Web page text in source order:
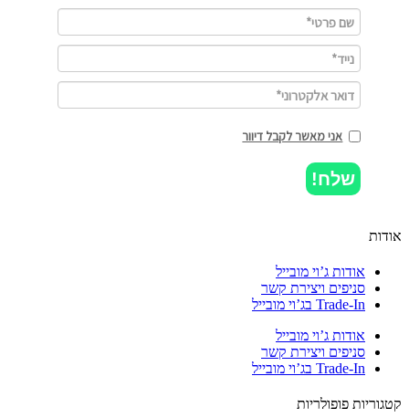
אני מאשר לקבל דיוור
שלח!
אודות ג’וי מובייל
סניפים ויצירת קשר
Trade-In בג’וי מובייל
אודות ג’וי מובייל
סניפים ויצירת קשר
Trade-In בג’וי מובייל
פופולריות